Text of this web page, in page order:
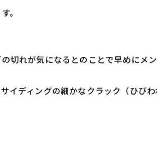
。
切れが気になるとのことで早めにメ
イディングの細かなクラック（ひび